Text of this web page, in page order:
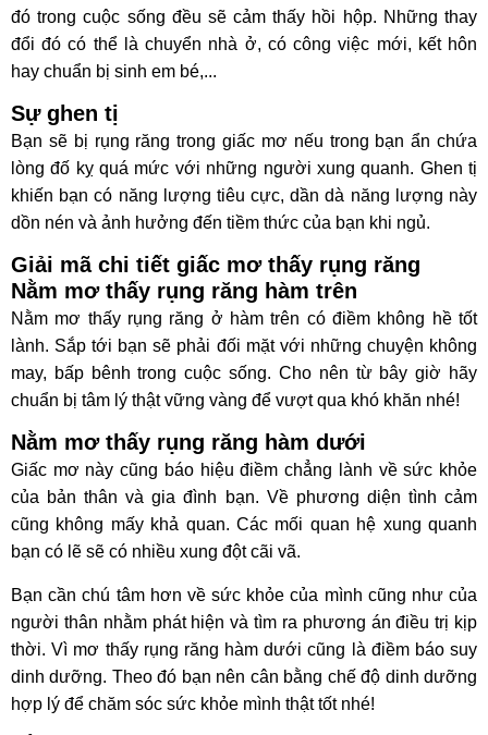
đó trong cuộc sống đều sẽ cảm thấy hồi hộp. Những thay
đổi đó có thể là chuyển nhà ở, có công việc mới, kết hôn
hay chuẩn bị sinh em bé,...
Sự ghen tị
Bạn sẽ bị rụng răng trong giấc mơ nếu trong bạn ẩn chứa
lòng đố kỵ quá mức với những người xung quanh. Ghen tị
khiến bạn có năng lượng tiêu cực, dần dà năng lượng này
dồn nén và ảnh hưởng đến tiềm thức của bạn khi ngủ.
Giải mã chi tiết giấc mơ thấy rụng răng
Nằm mơ thấy rụng răng hàm trên
Nằm mơ thấy rụng răng ở hàm trên có điềm không hề tốt
lành. Sắp tới bạn sẽ phải đối mặt với những chuyện không
may, bấp bênh trong cuộc sống. Cho nên từ bây giờ hãy
chuẩn bị tâm lý thật vững vàng để vượt qua khó khăn nhé!
Nằm mơ thấy rụng răng hàm dưới
Giấc mơ này cũng báo hiệu điềm chẳng lành về sức khỏe
của bản thân và gia đình bạn. Về phương diện tình cảm
cũng không mấy khả quan. Các mối quan hệ xung quanh
bạn có lẽ sẽ có nhiều xung đột cãi vã.
Bạn cần chú tâm hơn về sức khỏe của mình cũng như của
người thân nhằm phát hiện và tìm ra phương án điều trị kịp
thời. Vì mơ thấy rụng răng hàm dưới cũng là điềm báo suy
dinh dưỡng. Theo đó bạn nên cân bằng chế độ dinh dưỡng
hợp lý để chăm sóc sức khỏe mình thật tốt nhé!